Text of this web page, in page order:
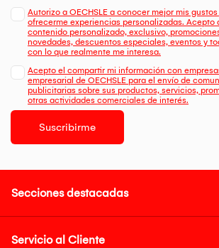
Autorizo a OECHSLE a conocer mejor mis
ofrecerme experiencias personalizadas. Acepto
contenido personalizado, exclusivo,
novedades, descuentos especiales, eventos y
con lo que realmente me interesa.
Acepto el compartir mi información con
empresarial de OECHSLE para el envío de
publicitarias sobre sus productos, servicios,
otras actividades comerciales de interés.
Suscribirme
Secciones destacadas
Servicio al Cliente